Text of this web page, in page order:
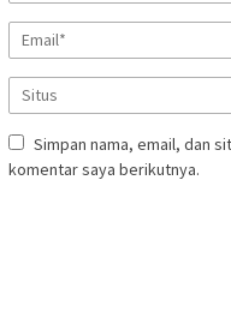
Simpan nama, email, dan
komentar saya berikutnya.